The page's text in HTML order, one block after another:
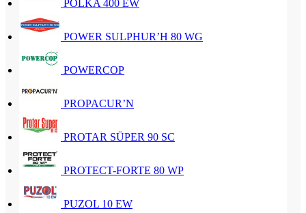
POLKA 400 EW
POWER SULPHUR’H 80 WG
POWERCOP
PROPACUR’N
PROTAR SÜPER 90 SC
PROTECT-FORTE 80 WP
PUZOL 10 EW